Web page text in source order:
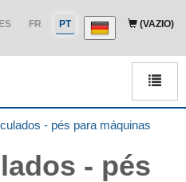
(VAZIO)
PT
FR
ES
- pés para máquinas
- pés